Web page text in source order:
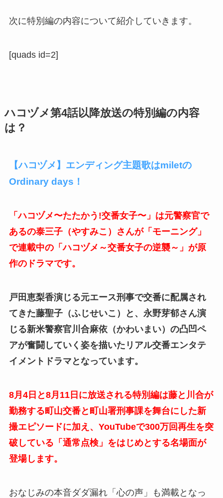
次に特別編の内容について紹介していきます。
[quads id=2]
ハコヅメ第4話以降放送の特別編の内容
は？
【ハコヅメ】エンディング主題歌はmiletの
Ordinary days！
「ハコヅメ〜たたかう!交番女子〜」は元警察官で
あるの泰三子（やすみこ）さんが「モーニング」
で連載中の「ハコヅメ～交番女子の逆襲～」が原
作のドラマです。
戸田恵梨香演じる元エース刑事で交番に配属され
てきた藤聖子（ふじせいこ）と、永野芽郁さん演
じる新米警察官川合麻依（かわいまい）の凸凹ペ
アが奮闘していく姿を描いたリアル交番エンタテ
イメントドラマとなっています。
8月4日と8月11日に放送される特別編は藤と川合が
勤務する町山交番と町山署刑事課を舞台にした新
撮エピソードに加え、YouTubeで300万回再生を突
破している「通常点検」をはじめとする名場面が
登場します。
おなじみの本音ダダ漏れ「心の声」も満載となっ